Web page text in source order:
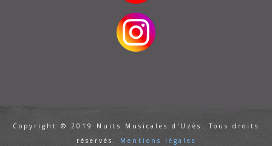
Copyright © 2019 Nuits Musicales d'Uzès. Tous droits
réservés.
Mentions légales